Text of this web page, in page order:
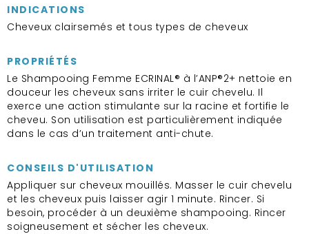
INDICATIONS
Cheveux clairsemés et tous types de cheveux
PROPRIÉTÉS
Le Shampooing Femme ECRINAL® à l’ANP®2+ nettoie en
douceur les cheveux sans irriter le cuir chevelu. Il
exerce une action stimulante sur la racine et fortifie le
cheveu. Son utilisation est particulièrement indiquée
dans le cas d’un traitement anti-chute.
CONSEILS D'UTILISATION
Appliquer sur cheveux mouillés. Masser le cuir chevelu
et les cheveux puis laisser agir 1 minute. Rincer. Si
besoin, procéder à un deuxième shampooing. Rincer
soigneusement et sécher les cheveux.